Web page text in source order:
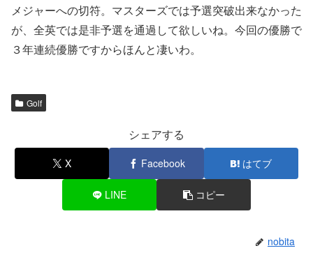
メジャーへの切符。マスターズでは予選突破出来なかった
が、全英では是非予選を通過して欲しいね。今回の優勝で
３年連続優勝ですからほんと凄いわ。
Golf
シェアする
X Facebook はてブ
LINE コピー
nobita